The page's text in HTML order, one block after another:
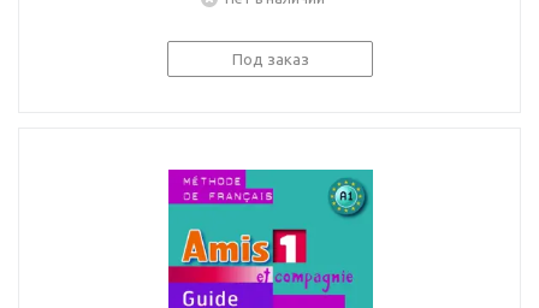
Под заказ